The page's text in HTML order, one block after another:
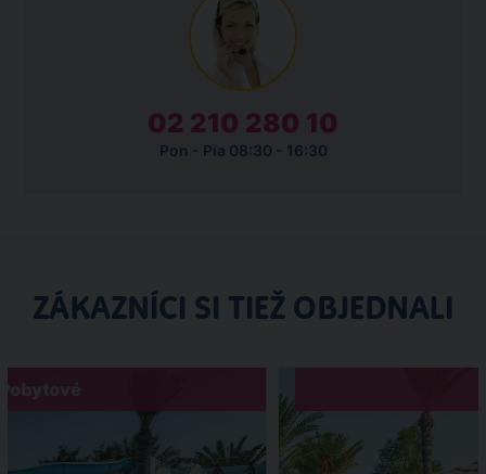
02 210 280 10
Pon - Pia 08:30 - 16:30
ZÁKAZNÍCI SI TIEŽ OBJEDNALI